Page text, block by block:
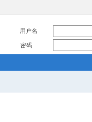
用户名
密码